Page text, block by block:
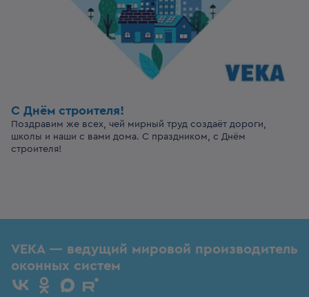
С Днём строителя!
Поздравим же всех, чей мирный труд создаёт дороги,
школы и наши с вами дома. С праздником, с Днём
строителя!
VEKA — ведущий мировой производитель
оконных систем